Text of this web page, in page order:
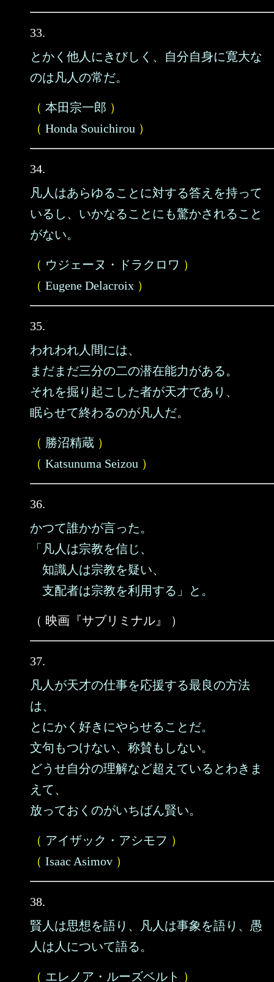
33.
とかく他人にきびしく、自分自身に寛大な
のは凡人の常だ。
（ 本田宗一郎 ）
（ Honda Souichirou ）
34.
凡人はあらゆることに対する答えを持って
いるし、いかなることにも驚かされること
がない。
（ ウジェーヌ・ドラクロワ ）
（ Eugene Delacroix ）
35.
われわれ人間には、
まだまだ三分の二の潜在能力がある。
それを掘り起こした者が天才であり、
眠らせて終わるのが凡人だ。
（ 勝沼精蔵 ）
（ Katsunuma Seizou ）
36.
かつて誰かが言った。
「凡人は宗教を信じ、
知識人は宗教を疑い、
支配者は宗教を利用する」と。
（ 映画『サブリミナル』 ）
37.
凡人が天才の仕事を応援する最良の方法
は、
とにかく好きにやらせることだ。
文句もつけない、称賛もしない。
どうせ自分の理解など超えているとわきま
えて、
放っておくのがいちばん賢い。
（ アイザック・アシモフ ）
（ Isaac Asimov ）
38.
賢人は思想を語り、凡人は事象を語り、愚
人は人について語る。
（ エレノア・ルーズベルト ）